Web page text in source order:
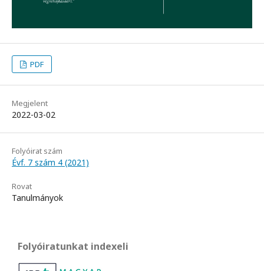
PDF
Megjelent
2022-03-02
Folyóirat szám
Évf. 7 szám 4 (2021)
Rovat
Tanulmányok
Folyóiratunkat indexeli